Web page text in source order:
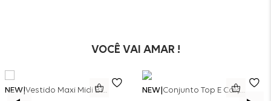
VOCÊ VAI AMAR !
NEW Vestido Maxi Midi Bicolor Alfaitaria Navy - Marinho NEW Conjunto Top E Calça Wide Leg Bicolor Alfaitaria - Off White